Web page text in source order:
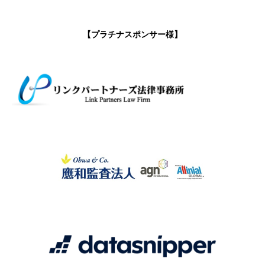
【プラチナスポンサー様】